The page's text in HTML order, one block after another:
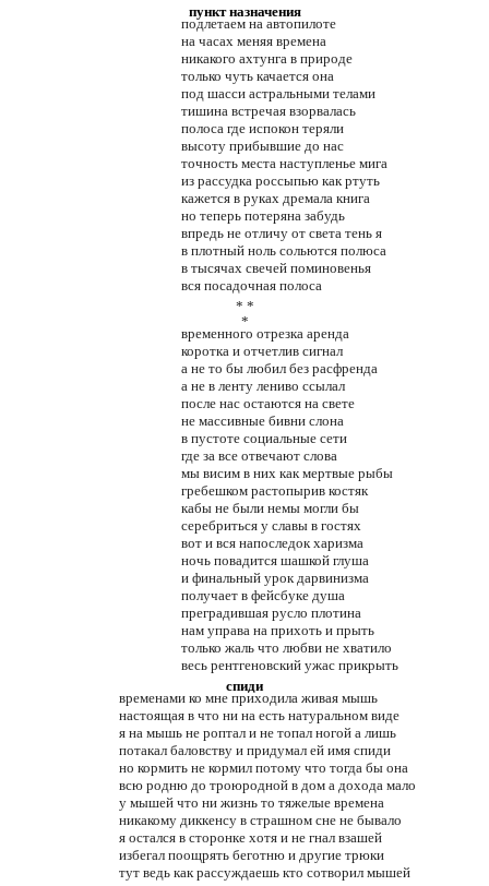
пункт назначения
подлетаем на автопилоте
на часах меняя времена
никакого ахтунга в природе
только чуть качается она
под шасси астральными телами
тишина встречая взорвалась
полоса где испокон теряли
высоту прибывшие до нас
точность места наступленье мига
из рассудка россыпью как ртуть
кажется в руках дремала книга
но теперь потеряна забудь
впредь не отличу от света тень я
в плотный ноль сольются полюса
в тысячах свечей поминовенья
вся посадочная полоса
* *
*
временного отрезка аренда
коротка и отчетлив сигнал
а не то бы любил без расфренда
а не в ленту лениво ссылал
после нас остаются на свете
не массивные бивни слона
в пустоте социальные сети
где за все отвечают слова
мы висим в них как мертвые рыбы
гребешком растопырив костяк
кабы не были немы могли бы
серебриться у славы в гостях
вот и вся напоследок харизма
ночь повадится шашкой глуша
и финальный урок дарвинизма
получает в фейсбуке душа
преградившая русло плотина
нам управа на прихоть и прыть
только жаль что любви не хватило
весь рентгеновский ужас прикрыть
спиди
временами ко мне приходила живая мышь
настоящая в что ни на есть натуральном виде
я на мышь не роптал и не топал ногой а лишь
потакал баловству и придумал ей имя спиди
но кормить не кормил потому что тогда бы она
всю родню до троюродной в дом а дохода мало
у мышей что ни жизнь то тяжелые времена
никакому диккенсу в страшном сне не бывало
я остался в сторонке хотя и не гнал взашей
избегал поощрять беготню и другие трюки
тут ведь как рассуждаешь кто сотворил мышей